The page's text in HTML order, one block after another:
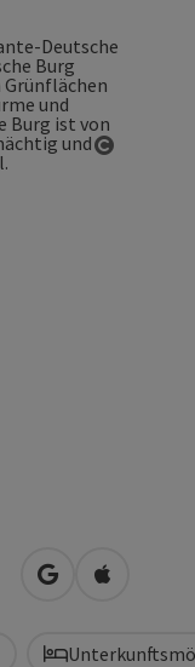
in Google Maps
in Apple